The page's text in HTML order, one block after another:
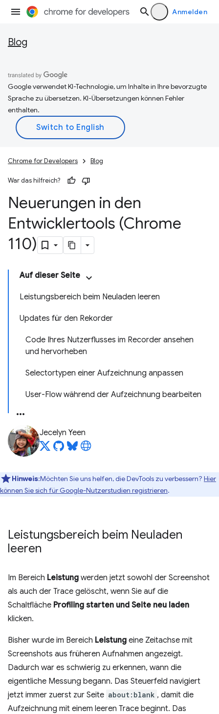
Anmelden
Blog
Google verwendet KI-Technologie, um Inhalte in Ihre bevorzugte
Sprache zu übersetzen. KI-Übersetzungen können Fehler
enthalten.
Chrome for Developers Blog
War das hilfreich?
Neuerungen in den
Entwicklertools (Chrome
110)
Auf dieser Seite
Leistungsbereich beim Neuladen leeren
Updates für den Rekorder
Code Ihres Nutzerflusses im Recorder ansehen
und hervorheben
Selectortypen einer Aufzeichnung anpassen
User-Flow während der Aufzeichnung bearbeiten
Jecelyn Yeen
Hinweis:Möchten Sie uns helfen, die DevTools zu verbessern? Hier
können Sie sich für Google-Nutzerstudien registrieren.
Leistungsbereich beim Neuladen
leeren
Im Bereich Leistung werden jetzt sowohl der Screenshot
als auch der Trace gelöscht, wenn Sie auf die
Schaltfläche Profiling starten und Seite neu laden
klicken.
Bisher wurde im Bereich Leistung eine Zeitachse mit
Screenshots aus früheren Aufnahmen angezeigt.
Dadurch war es schwierig zu erkennen, wann die
eigentliche Messung begann. Das Steuerfeld navigiert
jetzt immer zuerst zur Seite about:blank , damit die
Aufzeichnung mit einem leeren Trace beginnt. Das